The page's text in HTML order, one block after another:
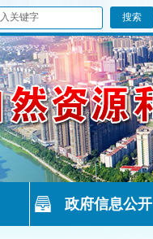
政府信息公开